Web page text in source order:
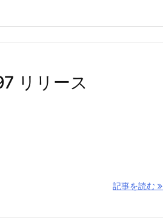
リリース
記事を読む